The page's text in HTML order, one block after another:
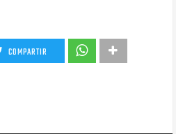
COMPARTIR